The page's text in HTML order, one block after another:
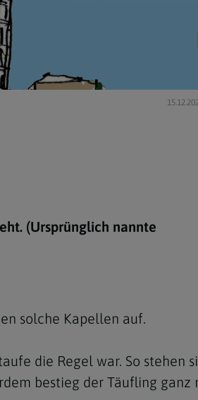
(Ursprünglich nannte
solche Kapellen auf.
die Regel war. So stehen
bestieg der Täufling ganz